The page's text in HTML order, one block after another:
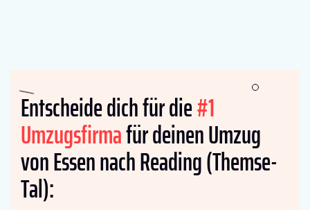
Entscheide dich für die#1
Umzugsfirmafür deinen Umzug
von Essen nach Reading (Themse-
Tal):